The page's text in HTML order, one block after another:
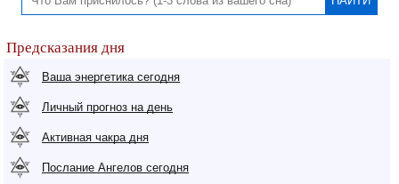
Предсказания дня
Ваша энергетика сегодня
Личный прогноз на день
Активная чакра дня
Послание Ангелов сегодня